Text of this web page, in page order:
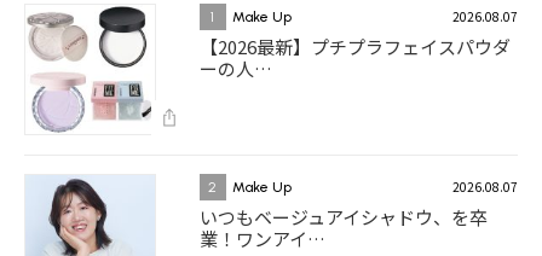
1 Make Up 2026.08.07
【2026最新】プチプラフェイスパウダ
ーの人…
2 Make Up 2026.08.07
いつもベージュアイシャドウ、を卒
業！ワンアイ…